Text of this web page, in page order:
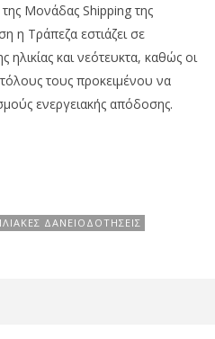
Μονάδας Shipping της
η Τράπεζα εστιάζει σε
και νεότευκτα, καθώς οι
τους προκειμένου να
ενεργειακής απόδοσης.
ΔΑΝΕΙΟΔΟΤΉΣΕΙΣ